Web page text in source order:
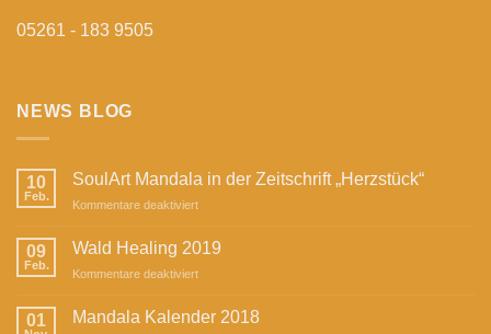
05261 - 183 9505
NEWS BLOG
10
Feb.
SoulArt Mandala in der Zeitschrift „Herzstück“
Kommentare deaktiviertfür
Mandala
der
„Herzstück“
09
Feb.
Wald Healing 2019
Kommentare deaktiviertfür
Healing
01 Mandala Kalender 2018